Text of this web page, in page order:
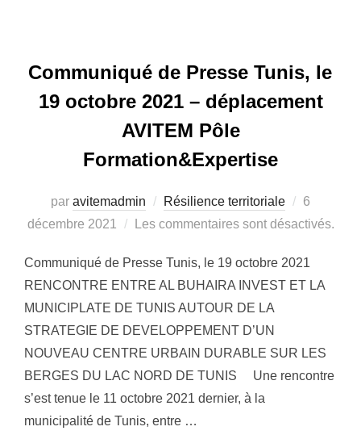
Communiqué de Presse Tunis, le
19 octobre 2021 – déplacement
AVITEM Pôle
Formation&Expertise
par avitemadmin Résilience territoriale
Publié
le
6
décembre 2021
Les commentaires sont désactivés.
Communiqué de Presse Tunis, le 19 octobre 2021
RENCONTRE ENTRE AL BUHAIRA INVEST ET LA
MUNICIPLATE DE TUNIS AUTOUR DE LA
STRATEGIE DE DEVELOPPEMENT D’UN
NOUVEAU CENTRE URBAIN DURABLE SUR LES
BERGES DU LAC NORD DE TUNIS Une rencontre
s’est tenue le 11 octobre 2021 dernier, à la
municipalité de Tunis, entre …